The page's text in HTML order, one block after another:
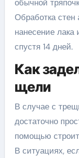
обычной
Обработка стен
нанесение лака
спустя 14 дней.
Как
щели
В случае с
достаточно
помощью
В ситуациях,